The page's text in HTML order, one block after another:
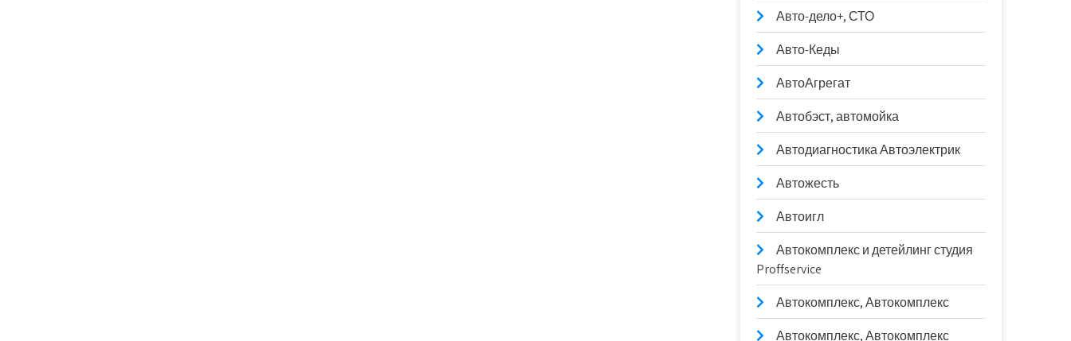
Авто-дело+, СТО
Авто-Кеды
АвтоАгрегат
Автобэст, автомойка
Автодиагностика Автоэлектрик
Автожесть
Автоигл
Автокомплекс и детейлинг студия
Proffservice
Автокомплекс, Автокомплекс
Автокомплекс, Автокомплекс